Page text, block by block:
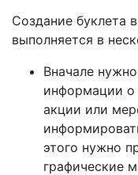
Создание буклета
выполняется в
Вначале
информации о
акции или
этого нужно
графические